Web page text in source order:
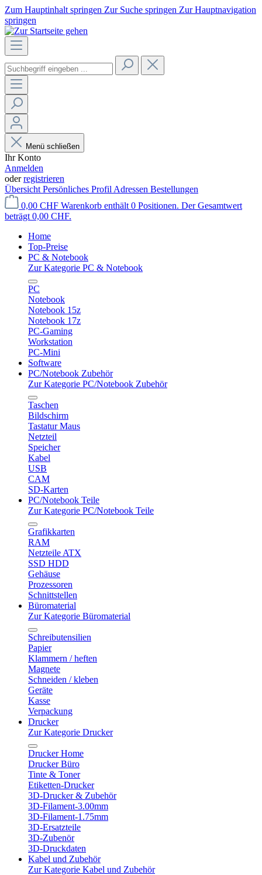
Zum Hauptinhalt springen Zur Suche springen Zur Hauptnavigation
springen
Menü schließen
Ihr Konto
Anmelden
oderregistrieren
Übersicht Persönliches Profil Adressen Bestellungen
0,00 CHF Warenkorb enthält 0 Positionen. Der Gesamtwert
beträgt 0,00 CHF.
Home
Top-Preise
PC & Notebook
Zur Kategorie PC & Notebook
PC
Notebook
Notebook 15z
Notebook 17z
PC-Gaming
Workstation
PC-Mini
Software
PC/Notebook Zubehör
Zur Kategorie PC/Notebook Zubehör
Taschen
Bildschirm
Tastatur Maus
Netzteil
Speicher
Kabel
USB
CAM
SD-Karten
PC/Notebook Teile
Zur Kategorie PC/Notebook Teile
Grafikkarten
RAM
Netzteile ATX
SSD HDD
Gehäuse
Prozessoren
Schnittstellen
Büromaterial
Zur Kategorie Büromaterial
Schreibutensilien
Papier
Klammern / heften
Magnete
Schneiden / kleben
Geräte
Kasse
Verpackung
Drucker
Zur Kategorie Drucker
Drucker Home
Drucker Büro
Tinte & Toner
Etiketten-Drucker
3D-Drucker & Zubehör
3D-Filament-3.00mm
3D-Filament-1.75mm
3D-Ersatzteile
3D-Zubenör
3D-Druckdaten
Kabel und Zubehör
Zur Kategorie Kabel und Zubehör